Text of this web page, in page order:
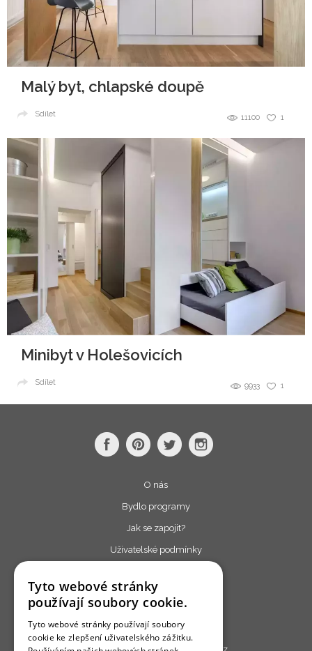
Malý byt, chlapské doupě
1
11100
Sdílet
Minibyt v Holešovicích
1
9933
Sdílet
O nás
Bydlo programy
Jak se zapojit?
Uživatelské podmínky
Cookies
Tyto webové stránky
používají soubory cookie.
Tyto webové stránky používají soubory
cookie ke zlepšení uživatelského zážitku.